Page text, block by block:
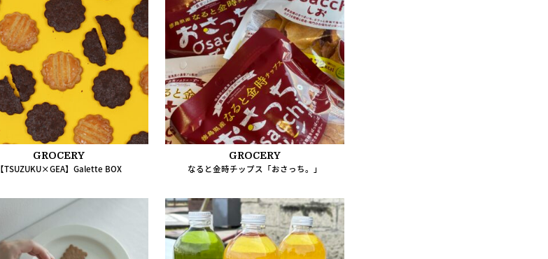
GROCERY
【TSUZUKU×GEA】Galette BOX
GROCERY
なると金時チップス「おさっち。」